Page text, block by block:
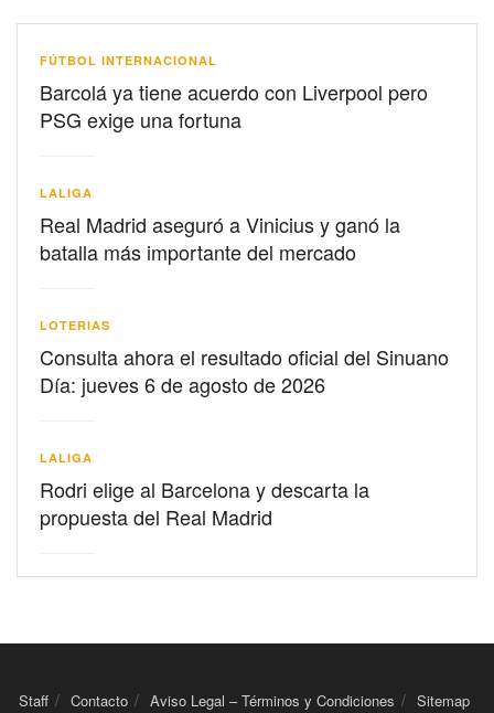
FÚTBOL INTERNACIONAL
Barcolá ya tiene acuerdo con Liverpool pero
PSG exige una fortuna
LALIGA
Real Madrid aseguró a Vinicius y ganó la
batalla más importante del mercado
LOTERIAS
Consulta ahora el resultado oficial del Sinuano
Día: jueves 6 de agosto de 2026
LALIGA
Rodri elige al Barcelona y descarta la
propuesta del Real Madrid
Staff Contacto Aviso Legal – Términos y Condiciones Sitemap